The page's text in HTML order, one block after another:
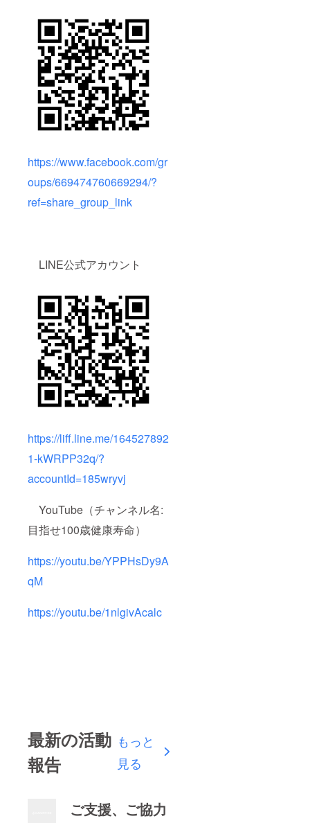
https://www.facebook.com/gr
oups/669474760669294/?
ref=share_group_link
LINE公式アカウント
https://liff.line.me/164527892
1-kWRPP32q/?
accountId=185wryvj
YouTube（チャンネル名:
目指せ100歳健康寿命）
https://youtu.be/YPPHsDy9A
qM
https://youtu.be/1nlgivAcalc
最新の活動
報告
もっと
見る
ご支援、ご協力